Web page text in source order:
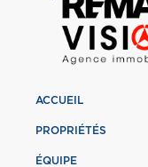
ACCUEIL
PROPRIÉTÉS
ÉQUIPE